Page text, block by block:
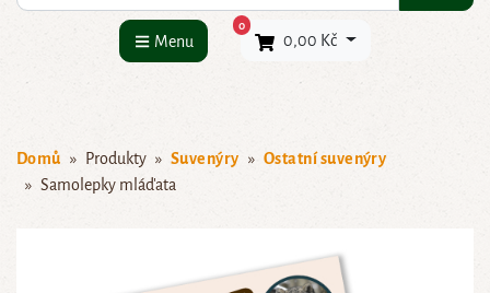
Menu
0×
0,00 Kč
Domů Produkty Suvenýry
Ostatní suvenýry
Samolepky mláďata